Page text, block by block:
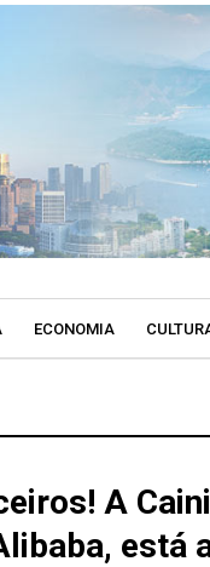
ECONOMIA
A
está